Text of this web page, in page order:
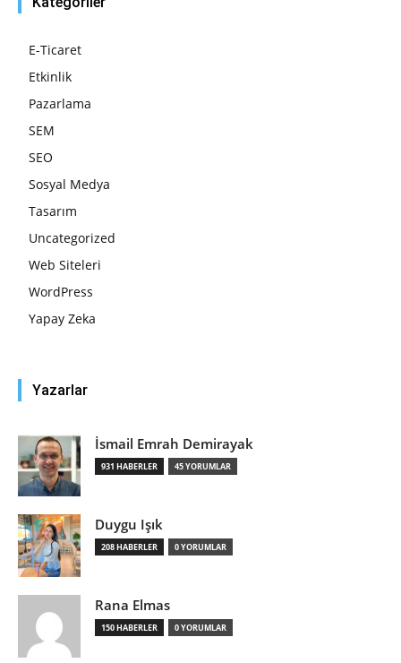
E-Ticaret
Etkinlik
Pazarlama
SEM
SEO
Sosyal Medya
Tasarım
Uncategorized
Web Siteleri
WordPress
Yapay Zeka
Yazarlar
İsmail Emrah Demirayak
931 HABERLER 45 YORUMLAR
Duygu Işık
208 HABERLER 0 YORUMLAR
Rana Elmas
150 HABERLER 0 YORUMLAR